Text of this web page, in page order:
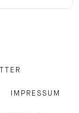
IMPRESSUM